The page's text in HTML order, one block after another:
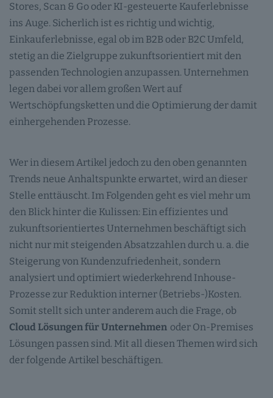
Stores, Scan & Go oder KI-gesteuerte Kauferlebnisse
ins Auge. Sicherlich ist es richtig und wichtig,
Einkauferlebnisse, egal ob im B2B oder B2C Umfeld,
stetig an die Zielgruppe zukunftsorientiert mit den
passenden Technologien anzupassen. Unternehmen
legen dabei vor allem großen Wert auf
Wertschöpfungsketten und die Optimierung der damit
einhergehenden Prozesse.
Wer in diesem Artikel jedoch zu den oben genannten
Trends neue Anhaltspunkte erwartet, wird an dieser
Stelle enttäuscht. Im Folgenden geht es viel mehr um
den Blick hinter die Kulissen: Ein effizientes und
zukunftsorientiertes Unternehmen beschäftigt sich
nicht nur mit steigenden Absatzzahlen durch u. a. die
Steigerung von Kundenzufriedenheit, sondern
analysiert und optimiert wiederkehrend Inhouse-
Prozesse zur Reduktion interner (Betriebs-)Kosten.
Somit stellt sich unter anderem auch die Frage, ob
Cloud Lösungen für Unternehmen oder On-Premises
Lösungen passen sind. Mit all diesen Themen wird sich
der folgende Artikel beschäftigen.